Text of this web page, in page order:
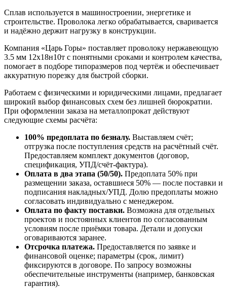
Сплав используется в машиностроении, энергетике и
строительстве. Проволока легко обрабатывается, сваривается
и надёжно держит нагрузку в конструкции.
Компания «Царь Горы» поставляет проволоку нержавеющую
3.5 мм 12х18н10т с понятными сроками и контролем качества,
помогает в подборе типоразмеров под чертёж и обеспечивает
аккуратную порезку для быстрой сборки.
Работаем с физическими и юридическими лицами, предлагает
широкий выбор финансовых схем без лишней бюрократии.
При оформлении заказа на металлопрокат действуют
следующие схемы расчёта:
100% предоплата по безналу. Выставляем счёт;
отгрузка после поступления средств на расчётный счёт.
Предоставляем комплект документов (договор,
спецификация, УПД/счёт-фактура).
Оплата в два этапа (50/50). Предоплата 50% при
размещении заказа, оставшиеся 50% — после поставки и
подписания накладных/УПД. Долю предоплаты можно
согласовать индивидуально с менеджером.
Оплата по факту поставки. Возможна для отдельных
проектов и постоянных клиентов по согласованным
условиям после приёмки товара. Детали и допуски
оговариваются заранее.
Отсрочка платежа. Предоставляется по заявке и
финансовой оценке; параметры (срок, лимит)
фиксируются в договоре. По запросу возможны
обеспечительные инструменты (например, банковская
гарантия).